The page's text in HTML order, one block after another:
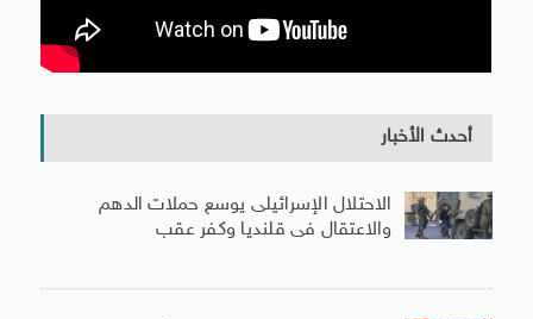
أحدث الأخبار
الاحتلال الإسرائيلى يوسع حملات الدهم
والاعتقال فى قلنديا وكفر عقب